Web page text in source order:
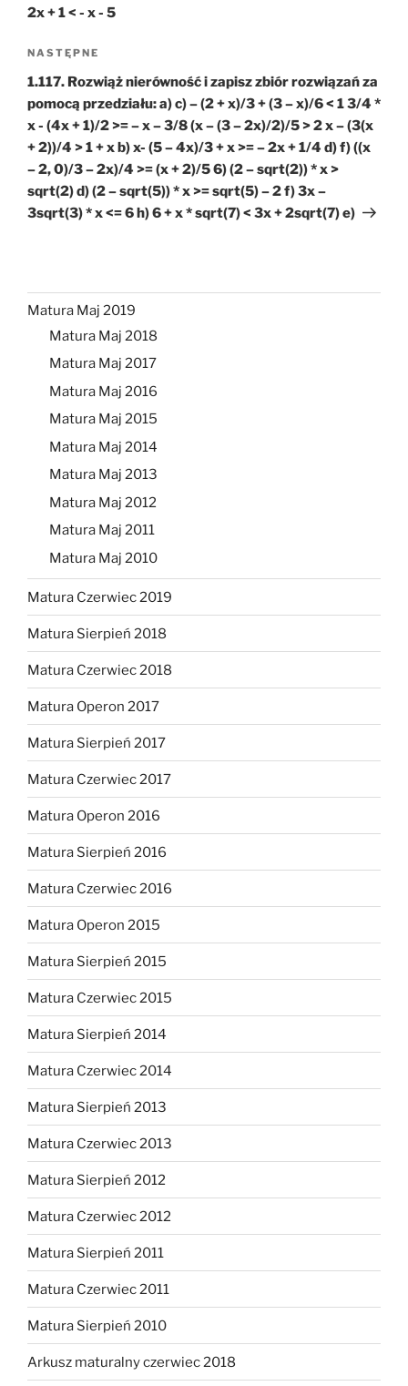
2x + 1 < - x - 5
Następny
wpis
NASTĘPNE
1.117. Rozwiąż nierówność i zapisz zbiór rozwiązań za
pomocą przedziału: a) c) – (2 + x)/3 + (3 – x)/6 < 1 3/4 *
x - (4x + 1)/2 >= – x – 3/8 (x – (3 – 2x)/2)/5 > 2 x – (3(x
+ 2))/4 > 1 + x b) x- (5 – 4x)/3 + x >= – 2x + 1/4 d) f) ((x
– 2, 0)/3 – 2x)/4 >= (x + 2)/5 6) (2 – sqrt(2)) * x >
sqrt(2) d) (2 – sqrt(5)) * x >= sqrt(5) – 2 f) 3x –
3sqrt(3) * x <= 6 h) 6 + x * sqrt(7) < 3x + 2sqrt(7) e)
Matura Maj 2019
Matura Maj 2018
Matura Maj 2017
Matura Maj 2016
Matura Maj 2015
Matura Maj 2014
Matura Maj 2013
Matura Maj 2012
Matura Maj 2011
Matura Maj 2010
Matura Czerwiec 2019
Matura Sierpień 2018
Matura Czerwiec 2018
Matura Operon 2017
Matura Sierpień 2017
Matura Czerwiec 2017
Matura Operon 2016
Matura Sierpień 2016
Matura Czerwiec 2016
Matura Operon 2015
Matura Sierpień 2015
Matura Czerwiec 2015
Matura Sierpień 2014
Matura Czerwiec 2014
Matura Sierpień 2013
Matura Czerwiec 2013
Matura Sierpień 2012
Matura Czerwiec 2012
Matura Sierpień 2011
Matura Czerwiec 2011
Matura Sierpień 2010
Arkusz maturalny czerwiec 2018